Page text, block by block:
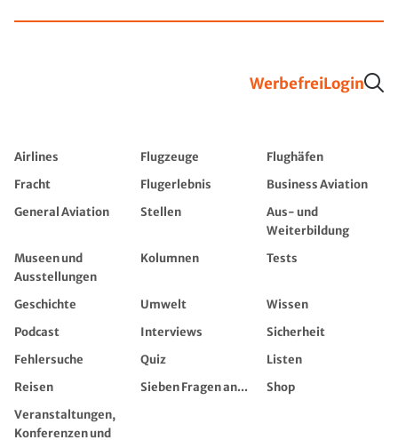
WerbefreiLogin
Airlines Flugzeuge
Flughäfen
Fracht
Flugerlebnis
Business Aviation
General Aviation
Stellen
Aus- und
Weiterbildung
Museen und
Ausstellungen
Kolumnen Tests
Geschichte Umwelt
Wissen
Podcast
Interviews
Sicherheit
Fehlersuche
Quiz
Listen
Reisen
Sieben Fragen an...
Shop
Veranstaltungen,
Konferenzen und